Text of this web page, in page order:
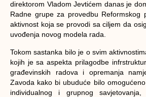
direktorom Vladom Jevtićem danas je
Radne grupe za provedbu Reformskog
aktivnost koja se provodi sa ciljem da
uvođenja novog modela rada.
Tokom sastanka bilo je o svim
kojih je sa aspekta prilagodbe
građevinskih radova i opremanja
Zavoda kako bi ubuduće bilo
individualnog i grupnog